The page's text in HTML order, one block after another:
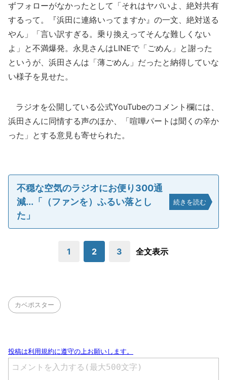
ずフォローがなかったとして「それはヤバいよ、絶対共有
するって。『浜田に連絡いってますか』の一文、絶対送る
やん」「言い訳すぎる。乗り換えってそんな難しくない
よ」と不満爆発。永見さんはLINEで「ごめん」と謝った
というが、浜田さんは「薄ごめん」だったと納得していな
い様子を見せた。
ラジオを公開している公式YouTubeのコメント欄には、
浜田さんに同情する声のほか、「喧嘩パートは聞くの辛か
った」とする意見も寄せられた。
不穏な空気のラジオにお便り300通
減...「（ファンを）ふるい落とし
た」
続きを読む
1 2 3 全文表示
カベポスター